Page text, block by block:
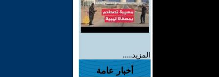
المزيد.....
أخبار عامة